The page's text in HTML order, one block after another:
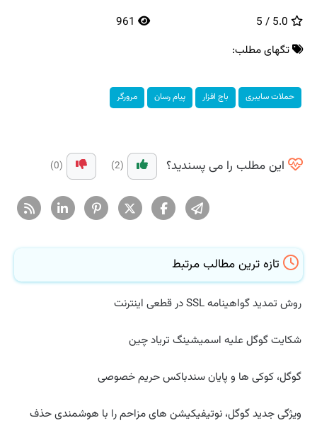
تگهای مطلب:
حملات سایبری باج افزار پیام رسان مرورگر
این مطلب را می پسندید؟ (2)
(0)
تازه ترین مطالب مرتبط
روش تمدید گواهینامه SSL در قطعی اینترنت
شکایت گوگل علیه اسمیشینگ تریاد چین
گوگل، کوکی ها و پایان سندباکس حریم خصوصی
ویژگی جدید گوگل، نوتیفیکیشن های مزاحم را با هوشمندی حذف